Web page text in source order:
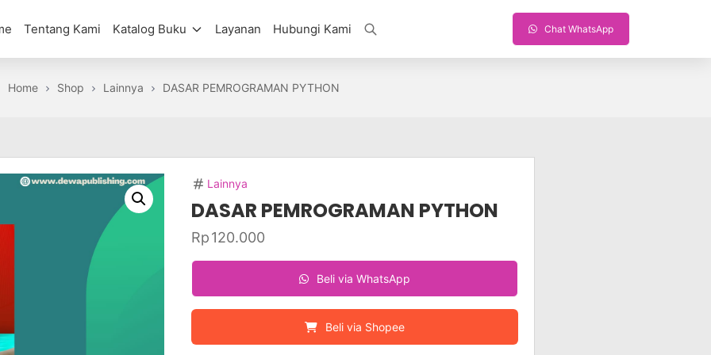
Tentang Kami Katalog Buku Layanan Hubungi Kami Chat WhatsApp
Home Shop Lainnya DASAR PEMROGRAMAN PYTHON
Lainnya
DASAR PEMROGRAMAN PYTHON
Rp120.000
Beli via WhatsApp
Beli via Shopee